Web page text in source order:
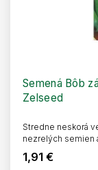
Semená Bôb
Zelseed
1,91 €
Stredne neskorá
nezrelých semien